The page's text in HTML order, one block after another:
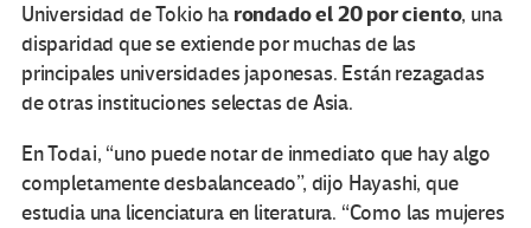
Universidad de Tokio ha rondado el 20 por ciento, una
disparidad que se extiende por muchas de las
principales universidades japonesas. Están rezagadas
de otras instituciones selectas de Asia.
En Todai, “uno puede notar de inmediato que hay algo
completamente desbalanceado”, dijo Hayashi, que
estudia una licenciatura en literatura. “Como las mujeres